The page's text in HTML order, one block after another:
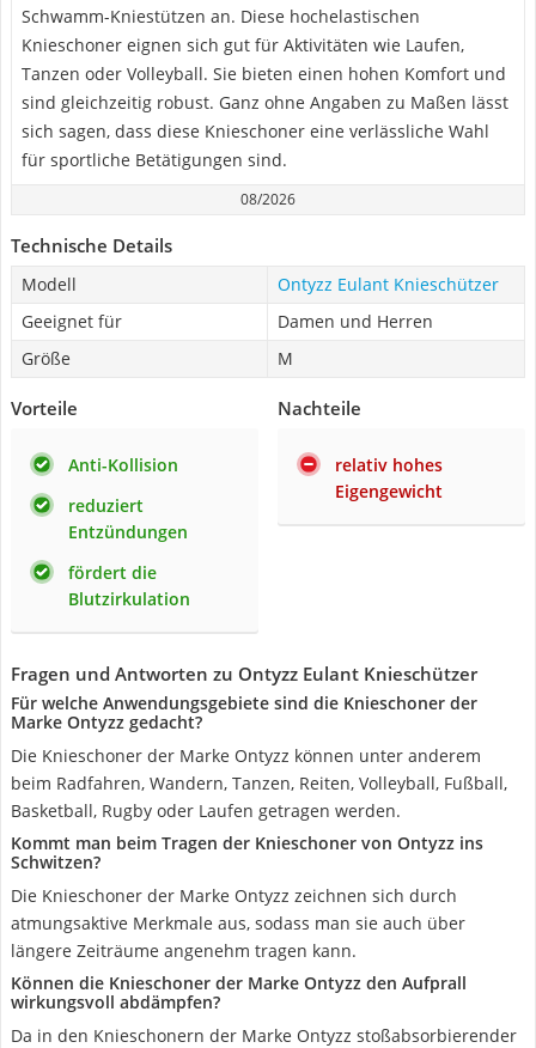
Schwamm-Kniestützen an. Diese hochelastischen
Knieschoner eignen sich gut für Aktivitäten wie Laufen,
Tanzen oder Volleyball. Sie bieten einen hohen Komfort und
sind gleichzeitig robust. Ganz ohne Angaben zu Maßen lässt
sich sagen, dass diese Knieschoner eine verlässliche Wahl
für sportliche Betätigungen sind.
08/2026
Technische Details
Modell
Ontyzz Eulant Knieschützer
Geeignet für
Damen und Herren
Größe
M
Vorteile
Anti-Kollision
reduziert
Entzündungen
fördert die
Blutzirkulation
Nachteile
relativ hohes
Eigengewicht
Fragen und Antworten zu Ontyzz Eulant Knieschützer
Für welche Anwendungsgebiete sind die Knieschoner der
Marke Ontyzz gedacht?
Die Knieschoner der Marke Ontyzz können unter anderem
beim Radfahren, Wandern, Tanzen, Reiten, Volleyball, Fußball,
Basketball, Rugby oder Laufen getragen werden.
Kommt man beim Tragen der Knieschoner von Ontyzz ins
Schwitzen?
Die Knieschoner der Marke Ontyzz zeichnen sich durch
atmungsaktive Merkmale aus, sodass man sie auch über
längere Zeiträume angenehm tragen kann.
Können die Knieschoner der Marke Ontyzz den Aufprall
wirkungsvoll abdämpfen?
Da in den Knieschonern der Marke Ontyzz stoßabsorbierender